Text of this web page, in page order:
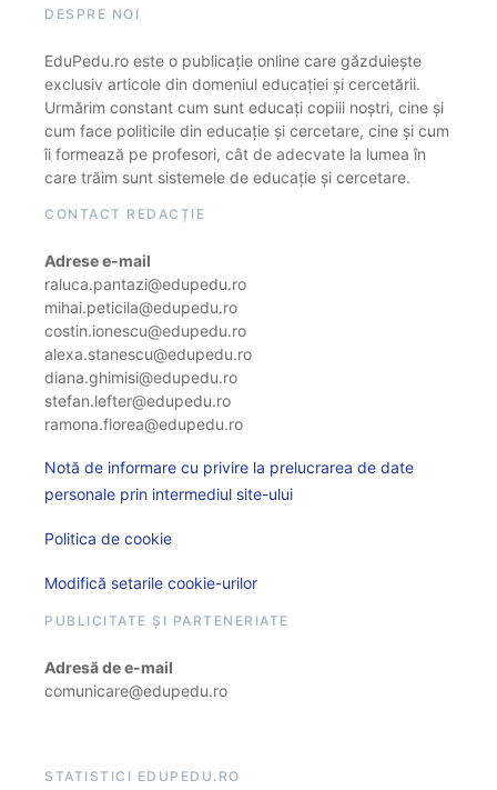
DESPRE NOI
EduPedu.ro este o publicație online care găzduiește
exclusiv articole din domeniul educației și cercetării.
Urmărim constant cum sunt educați copiii noștri, cine și
cum face politicile din educație și cercetare, cine și cum
îi formează pe profesori, cât de adecvate la lumea în
care trăim sunt sistemele de educație și cercetare.
CONTACT REDACȚIE
Adrese e-mail
raluca.pantazi@edupedu.ro
mihai.peticila@edupedu.ro
costin.ionescu@edupedu.ro
alexa.stanescu@edupedu.ro
diana.ghimisi@edupedu.ro
stefan.lefter@edupedu.ro
ramona.florea@edupedu.ro
Notă de informare cu privire la prelucrarea de date
personale prin intermediul site-ului
Politica de cookie
Modifică setarile cookie-urilor
PUBLICITATE ȘI PARTENERIATE
Adresă de e-mail
comunicare@edupedu.ro
STATISTICI EDUPEDU.RO